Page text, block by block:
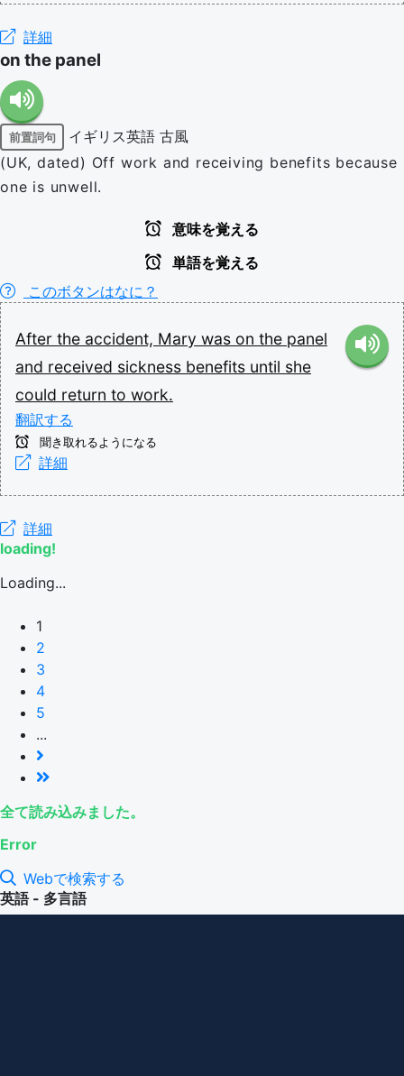
詳細
on the panel
前置詞句 イギリス英語 古風
(UK, dated) Off work and receiving benefits because
one is unwell.
意味を覚える
単語を覚える
このボタンはなに？
After the accident, Mary was on the panel
and received sickness benefits until she
could return to work.
翻訳する
聞き取れるようになる
詳細
詳細
loading!
Loading...
1
2
3
4
5
...
全て読み込みました。
Error
Webで検索する
英語 - 多言語